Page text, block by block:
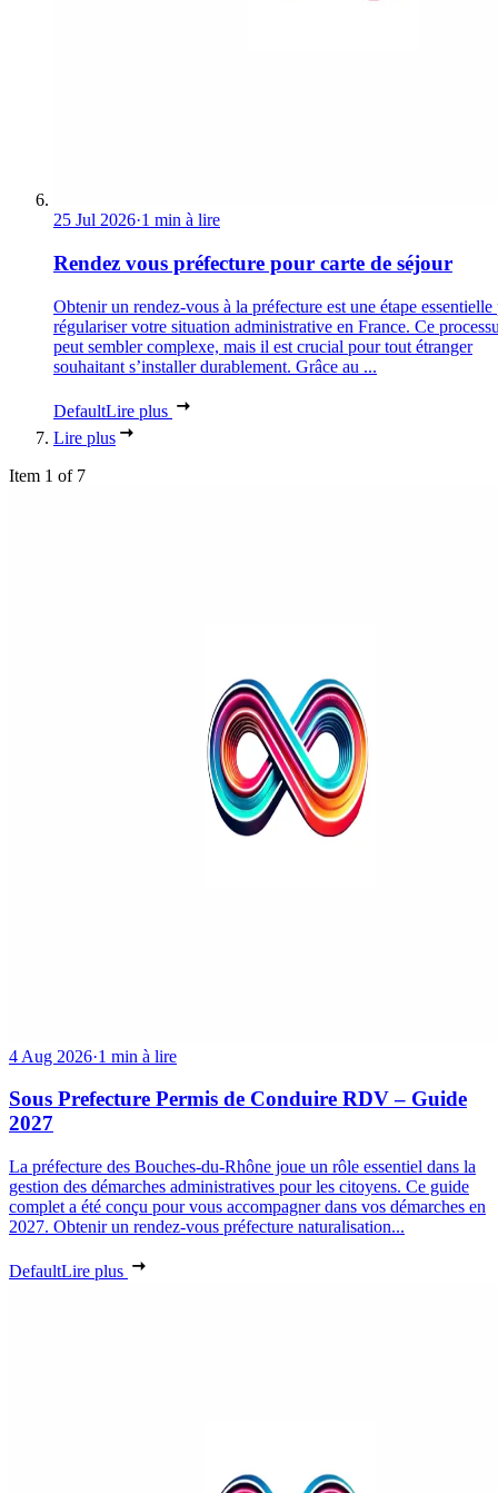
25 Jul 2026·1 min à lire
Rendez vous préfecture pour carte de séjour
Obtenir un rendez-vous à la préfecture est une étape essentielle
régulariser votre situation administrative en France. Ce
peut sembler complexe, mais il est crucial pour tout étranger
souhaitant s’installer durablement. Grâce au ...
DefaultLire plus
Lire plus
Item 1 of 7
4 Aug 2026·1 min à lire
Sous Prefecture Permis de Conduire RDV – Guide
2027
La préfecture des Bouches-du-Rhône joue un rôle essentiel dans la
gestion des démarches administratives pour les citoyens. Ce guide
complet a été conçu pour vous accompagner dans vos démarches en
2027. Obtenir un rendez-vous préfecture naturalisation...
DefaultLire plus